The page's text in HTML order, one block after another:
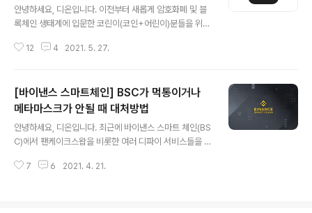
안녕하세요, 디온입니다. 이전부터 새롭게 암호화폐 및 블
록체인 생태계에 입문한 코린이(코인+어린이)분들을 위해
해왔었는데, 오늘부터 시간이 허락(?)할 때마다 알쓸신블
블의 첫 번째 시리즈로 암호화폐 개인 지갑을 사용해야 하
는 이유 및 시작방법에 대해서 알려드립니다. 1. 개인지갑
이란? 우리가 암호화폐(또는 가상자산) 거래소에서 사고
팔며 소위 "코인"이라고 부르는 비트코인, 이더리움 등은
블록체인 기술을 기반으로 하고 있고 저마다 자신만의 네
트워크를 가지고 있습니다. 간단하게는 신한은행, 국민은
12 4 2021. 5. 27.
[바이낸스 스마트체인] BSC가 먹통이거나
메타마스크가 안될 때 대처방법
안녕하세요, 디온입니다. 최근에 바이낸스 스마트 체인(BS
C)에서 팬케이크스왑을 비롯한 여러 디파이 서비스들을 이
팝업 창에 뭔가 오류 문구가 뜨는 경험을 하는 분들이 많으
7 6 2021. 4. 21.